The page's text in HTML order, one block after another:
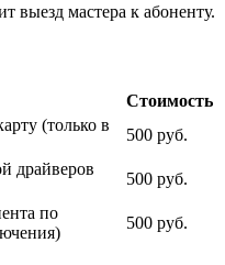
выезд мастера к абоненту.
Стоимость
(только в
500 руб.
драйверов
500 руб.
по
500 руб.